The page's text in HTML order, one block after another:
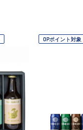
OPポイント対象